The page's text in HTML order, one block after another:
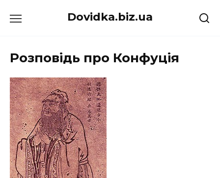
до
Dovidka.biz.ua
Розповідь про Конфуція